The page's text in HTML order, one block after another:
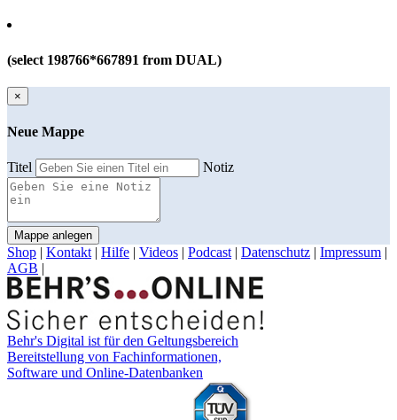
(select 198766*667891 from DUAL)
×
Neue Mappe
Titel Notiz
Mappe anlegen
Shop | Kontakt | Hilfe | Videos | Podcast | Datenschutz | Impressum |
AGB |
Behr's Digital ist für den Geltungsbereich
Bereitstellung von Fachinformationen,
Software und Online-Datenbanken